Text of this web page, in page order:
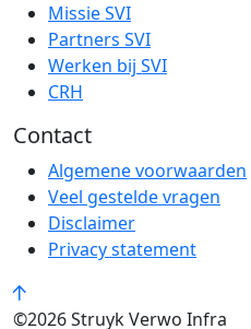
Missie SVI
Partners SVI
Werken bij SVI
CRH
Contact
Algemene voorwaarden
Veel gestelde vragen
Disclaimer
Privacy statement
©2026 Struyk Verwo Infra